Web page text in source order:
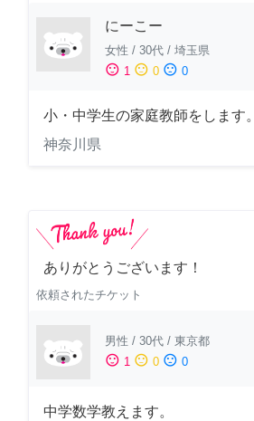
にーこー
女性 / 30代 / 埼玉県
sentiment_satisfied 1 sentiment_neutral 0 sentiment_dissatisfied 0
小・中学生の家庭教師をします。
神奈川県
ありがとうございます！
依頼されたチケット
男性 / 30代 / 東京都
sentiment_satisfied 1 sentiment_neutral 0 sentiment_dissatisfied 0
中学数学教えます。